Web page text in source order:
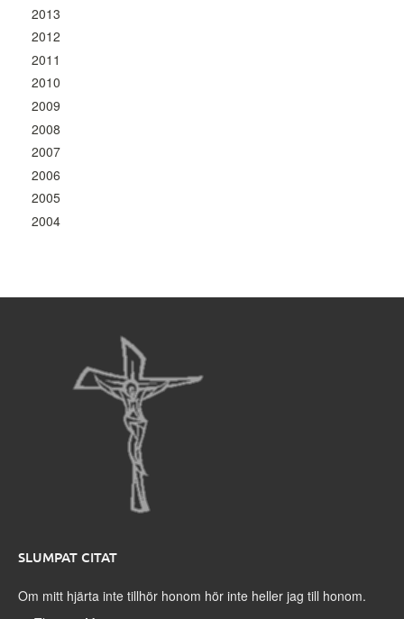
2013
2012
2011
2010
2009
2008
2007
2006
2005
2004
SLUMPAT CITAT
Om mitt hjärta inte tillhör honom hör inte heller jag till honom.